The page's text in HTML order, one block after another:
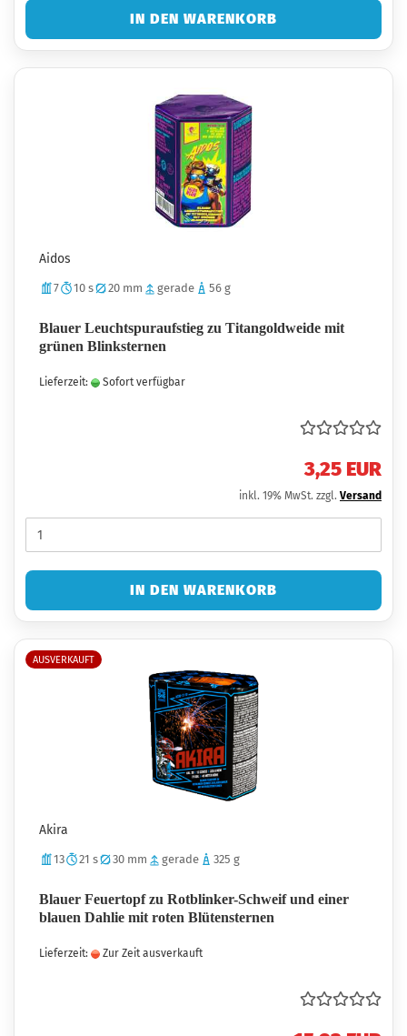
IN DEN WARENKORB
Aidos
7 10 s 20 mm gerade 56 g
Blauer Leuchtspuraufstieg zu Titangoldweide mit
grünen Blinksternen
Lieferzeit: Sofort verfügbar
3,25 EUR
inkl. 19% MwSt. zzgl. Versand
IN DEN WARENKORB
AUSVERKAUFT
Akira
13 21 s 30 mm gerade 325 g
Blauer Feuertopf zu Rotblinker-Schweif und einer
blauen Dahlie mit roten Blütensternen
Lieferzeit: Zur Zeit ausverkauft